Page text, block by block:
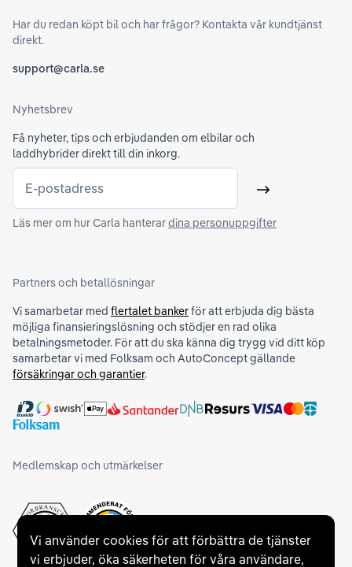
Vi använder cookies för att förbättra de tjänster
vi erbjuder, öka säkerheten för våra användare,
Har du redan köpt bil och har frågor? Kontakta vår kundtjänst
direkt.
support@carla.se
Nyhetsbrev
Få nyheter, tips och erbjudanden om elbilar och
laddhybrider direkt till din inkorg.
E-postadress Skicka
Läs mer om hur Carla hanterardina personuppgifter
Partners och betallösningar
Vi samarbetar med flertalet bankerför att erbjuda dig bästa
möjliga finansieringslösning och stödjer en rad olika
betalningsmetoder. För att du ska känna dig trygg vid ditt köp
samarbetar vi med Folksam och AutoConcept gällande
försäkringar och garantier.
Medlemskap och utmärkelser